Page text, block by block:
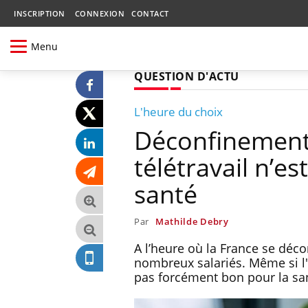
INSCRIPTION CONNEXION CONTACT
Menu
QUESTION D'ACTU
L'heure du choix
télétravail
santé
Par Mathilde Debry
A l’heure où la France se
nombreux salariés. Même si
pas forcément bon pour la